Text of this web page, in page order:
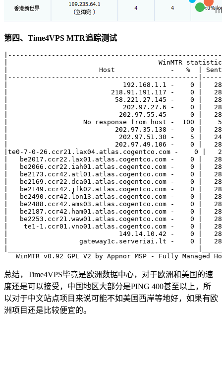
第四、Time4VPS MTR追踪测试
|                                      WinMTR
|                       Host              -   %  | Sent |
|------------------------------------------------
|                             192.168.1.1 -    0 |
|                          218.91.191.117 -    0 |
|                           58.221.27.145 -    0 |
|                             202.97.27.6 -    0 |
|                            202.97.55.45 -    0 |
|                   No response from host -  100
|                           202.97.35.138 -    0 |
|                            202.97.51.30 -    5 |   24
|                           202.97.49.106 -    0 |   28
|te0-7-0-26.ccr21.lax04.atlas.cogentco.com -    0
|   be2017.ccr22.lax01.atlas.cogentco.com -    0 |
|   be2066.ccr22.iah01.atlas.cogentco.com -    0 |
|   be2173.ccr42.atl01.atlas.cogentco.com -    0 |
|   be2169.ccr22.dca01.atlas.cogentco.com -    0 |
|   be2149.ccr42.jfk02.atlas.cogentco.com -    0 |
|   be2490.ccr42.lon13.atlas.cogentco.com -    0 |
|   be2488.ccr42.ams03.atlas.cogentco.com -    0 |
|   be2187.ccr42.ham01.atlas.cogentco.com -    0
|   be2253.ccr21.waw01.atlas.cogentco.com -    0
|    te1-1.ccr01.vno01.atlas.cogentco.com -    0 |
|                            149.14.10.42 -    0 |   28
|                  gateway1c.serveriai.lt -    0 |
总结，Time4VPS毕竟是欧洲数据中心，对于欧洲和美国的速
度还是可以接受，中国地区大部分是PING 400甚至以上，所
以对于中文站点项目来说可能不如美国西岸等地好，如果有欧
洲项目还是比较便宜的。